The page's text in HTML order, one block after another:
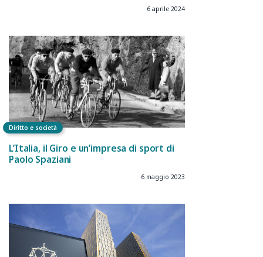
6 aprile 2024
Diritto e società
L’Italia, il Giro e un’impresa di sport di
Paolo Spaziani
6 maggio 2023